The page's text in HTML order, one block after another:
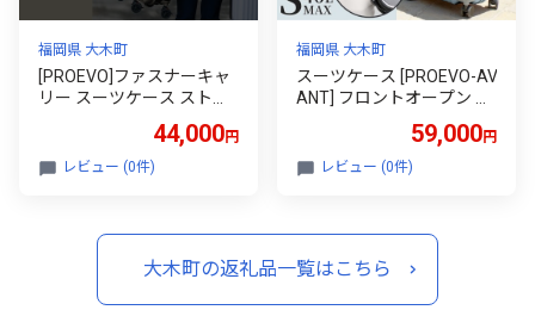
福岡県 大木町
[PROEVO]ファスナーキャ
リー スーツケース ストッ
Mサイズ(エンボス/サンド
ベージュ) [10003S]福岡県
44,000円
レビュー (0件)
福岡県 大木町
スーツケース [PROEVO-AV
ANT] フロントオープン ス
対応 ストッパー付き S-MA
X（エンボス/セレストブ
59,000円
レビュー (0件)
大木町の返礼品一覧はこちら